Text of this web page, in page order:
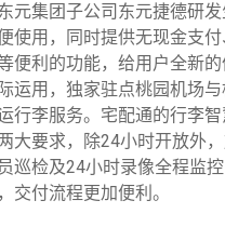
元集团子公司东元捷德研
使用，同时提供无现金支
便利的功能，给用户全新
运用，独家驻点桃园机场与
行李服务。宅配通的行李智
大要求，除24小时开放外
巡检及24小时录像全程监
交付流程更加便利。